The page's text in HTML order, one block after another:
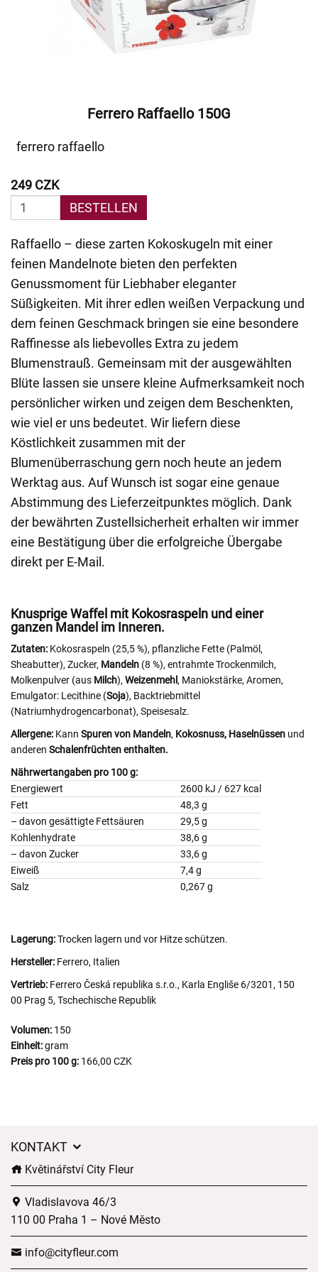
Ferrero Raffaello 150G
ferrero raffaello
249 CZK
BESTELLEN
Raffaello – diese zarten Kokoskugeln mit einer
feinen Mandelnote bieten den perfekten
Genussmoment für Liebhaber eleganter
Süßigkeiten. Mit ihrer edlen weißen Verpackung und
dem feinen Geschmack bringen sie eine besondere
Raffinesse als liebevolles Extra zu jedem
Blumenstrauß. Gemeinsam mit der ausgewählten
Blüte lassen sie unsere kleine Aufmerksamkeit noch
persönlicher wirken und zeigen dem Beschenkten,
wie viel er uns bedeutet. Wir liefern diese
Köstlichkeit zusammen mit der
Blumenüberraschung gern noch heute an jedem
Werktag aus. Auf Wunsch ist sogar eine genaue
Abstimmung des Lieferzeitpunktes möglich. Dank
der bewährten Zustellsicherheit erhalten wir immer
eine Bestätigung über die erfolgreiche Übergabe
direkt per E-Mail.
Knusprige Waffel mit Kokosraspeln und einer
ganzen Mandel im Inneren.
Zutaten: Kokosraspeln (25,5 %), pflanzliche Fette (Palmöl,
Sheabutter), Zucker, Mandeln (8 %), entrahmte Trockenmilch,
Molkenpulver (aus Milch), Weizenmehl , Maniokstärke, Aromen,
Emulgator: Lecithine (Soja), Backtriebmittel
(Natriumhydrogencarbonat), Speisesalz.
Allergene: Kann Spuren von Mandeln, Kokosnuss, Haselnüssen und
anderen Schalenfrüchten enthalten.
Nährwertangaben pro 100 g:
Energiewert
2600 kJ / 627 kcal
Fett
48,3 g
– davon gesättigte Fettsäuren 29,5 g
Kohlenhydrate
38,6 g
– davon Zucker
33,6 g
Eiweiß
7,4 g
Salz
0,267 g
Lagerung:Trocken lagern und vor Hitze schützen.
Hersteller: Ferrero, Italien
Vertrieb: Ferrero Česká republika s.r.o., Karla Engliše 6/3201, 150
00 Prag 5, Tschechische Republik
Volumen: 150
Einheit:gram
Preis pro 100 g: 166,00 CZK
KONTAKT
Květinářství City Fleur
Vladislavova 46/3
110 00 Praha 1 – Nové Město
info@cityfleur.com